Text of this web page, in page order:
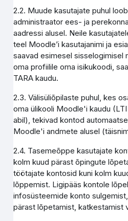
2.2. Muude kasutajate puhul
administraator ees- ja
aadressi alusel. Neile
teel Moodle’i kasutajanimi ja
saavad esimesel sisselogimisel
oma profiilile oma isikukoodi,
TARA kaudu.
2.3. Välisüliõpilaste puhul, kes
oma ülikooli Moodle'i kaudu
abil), tekivad kontod
Moodle'i andmete alusel
2.4. Tasemeõppe kasutajate
kolm kuud pärast õpingute
töötajate kontosid kuni kolm
lõppemist. Ligipääs kontole
infosüsteemide konto
pärast lõpetamist, katkestamist